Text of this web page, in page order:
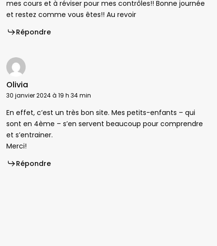
mes cours et à réviser pour mes contrôles!! Bonne journée
et restez comme vous êtes!! Au revoir
Répondre
Olivia
30 janvier 2024 à 19 h 34 min
En effet, c’est un très bon site. Mes petits-enfants – qui
sont en 4ème – s’en servent beaucoup pour comprendre
et s’entrainer.
Merci!
Répondre